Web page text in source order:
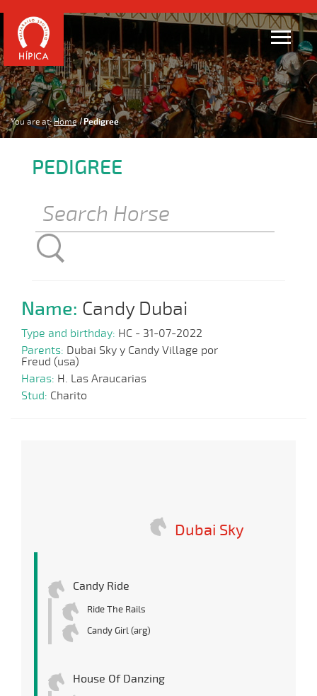
You are at: Home Pedigree
PEDIGREE
Name: Candy Dubai
Type and birthday: HC - 31-07-2022
Parents: Dubai Sky y Candy Village por
Freud (usa)
Haras: H. Las Araucarias
Stud: Charito
Dubai Sky
Candy Ride
Ride The Rails
Candy Girl (arg)
House Of Danzing